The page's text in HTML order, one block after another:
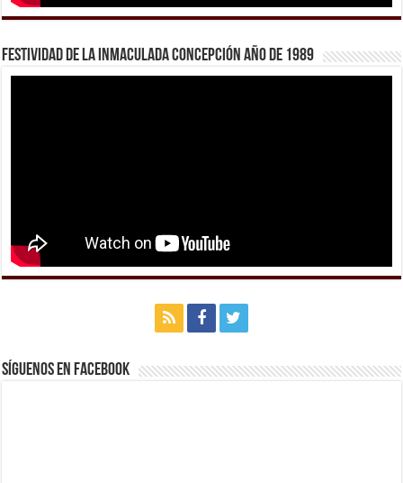
Festividad de la Inmaculada Concepción año de 1989
Síguenos en Facebook